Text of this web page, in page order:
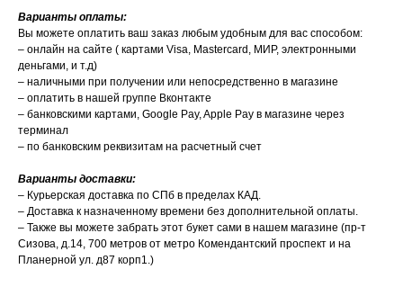
Варианты оплаты:
Вы можете оплатить ваш заказ любым удобным для вас способом:
– онлайн на сайте ( картами Visa, Mastercard, МИР, электронными
деньгами, и т.д)
– наличными при получении или непосредственно в магазине
– оплатить в нашей группе Вконтакте
– банковскими картами, Google Pay, Apple Pay в магазине через
терминал
– по банковским реквизитам на расчетный счет
Варианты доставки:
– Курьерская доставка по СПб в пределах КАД.
– Доставка к назначенному времени без дополнительной оплаты.
– Также вы можете забрать этот букет сами в нашем магазине (пр-т
Сизова, д.14, 700 метров от метро Комендантский проспект и на
Планерной ул. д87 корп1.)